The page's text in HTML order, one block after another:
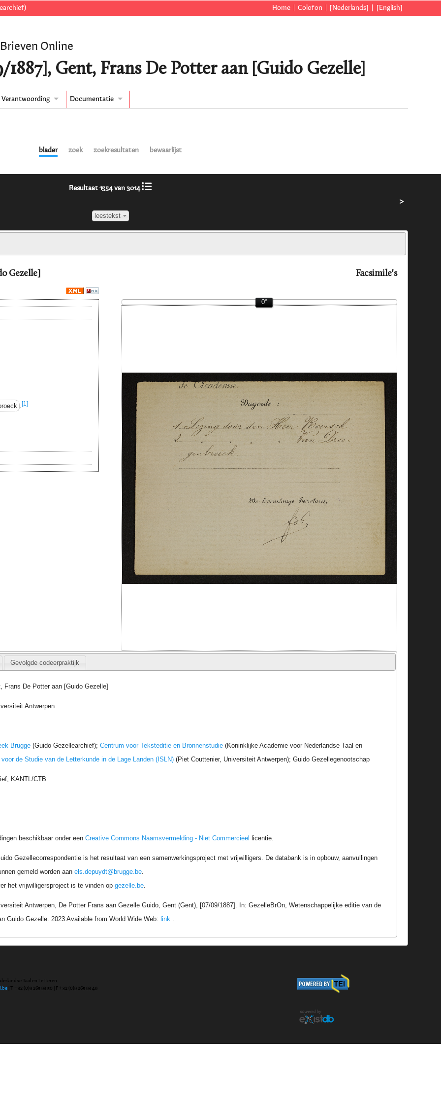
Home Colofon [Nederlands] [English]
Online
1887], Gent, Frans De Potter aan [Guido Gezelle]
Verantwoording Documentatie
blader zoek zoekresultaten bewaarlijst
Resultaat 1554 van 3014
leestekst
>
Gezelle] Facsimile's
.[1]
0°
Gevolgde codeerpraktijk
Frans De Potter aan [Guido Gezelle]
Antwerpen
Brugge (Guido Gezellearchief);Centrum voor Teksteditie en Bronnenstudie (Koninklijke Academie voor Nederlandse Taal en
de Studie van de Letterkunde in de Lage Landen (ISLN) (Piet Couttenier, Universiteit Antwerpen); Guido Gezellegenootschap
KANTL/CTB
beschikbaar onder eenCreative Commons Naamsvermelding - Niet Commercieel licentie.
Gezellecorrespondentie is het resultaat van een samenwerkingsproject met vrijwilligers. De databank is in opbouw, aanvullingen
gemeld worden aanels.depuydt@brugge.be.
het vrijwilligersproject is te vinden opgezelle.be.
Antwerpen, De Potter Frans aan Gezelle Guido, Gent (Gent), [07/09/1887]. In: GezelleBrOn, Wetenschappelijke editie van de
Guido Gezelle. 2023 Available from World Wide Web: link .
Taal en Letteren
| T +32 (0)9 265 93 50 | F +32 (0)9 265 93 49